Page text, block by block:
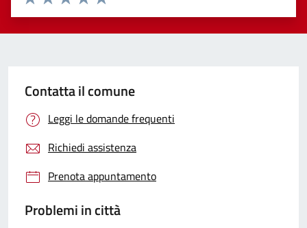
Valuta 5 stelle su 5
Valuta 4 stelle su 5
Valuta 3 stelle su 5
Valuta 2 stelle su 5
Valuta 1 stelle su 5
Contatta il comune
Leggi le domande frequenti
Richiedi assistenza
Prenota appuntamento
Problemi in città